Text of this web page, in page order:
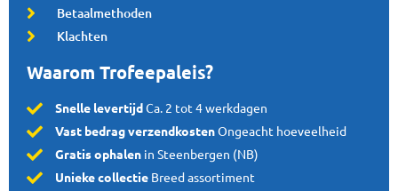
Betaalmethoden
Klachten
Waarom Trofeepaleis?
Snelle levertijdCa. 2 tot 4 werkdagen
Vast bedrag verzendkostenOngeacht hoeveelheid
Gratis ophalen in Steenbergen (NB)
Unieke collectie Breed assortiment